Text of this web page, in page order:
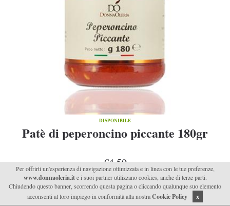
DISPONIBILE
Patè di peperoncino piccante 180gr
€4,50
Per offrirti un'esperienza di navigazione ottimizzata e in linea con le tue preferenze,
www.donnaoleria.ite i suoi partner utilizzano cookies, anche di terze parti.
Chiudendo questo banner, scorrendo questa pagina o cliccando qualunque suo elemento
acconsenti al loro impiego in conformità alla nostraCookie Policy